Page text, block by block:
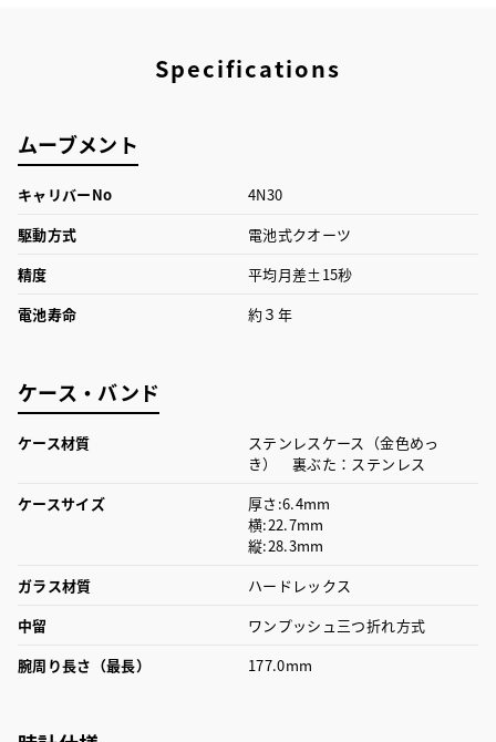
Specifications
ムーブメント
キャリバーNo
4N30
駆動方式
電池式クオーツ
精度
平均月差±15秒
電池寿命
約３年
ケース・バンド
ケース材質
ステンレスケース（金色めっ
き） 裏ぶた：ステンレス
ケースサイズ
厚さ:6.4mm
横:22.7mm
縦:28.3mm
ガラス材質
ハードレックス
中留
ワンプッシュ三つ折れ方式
腕周り長さ（最長）
177.0mm